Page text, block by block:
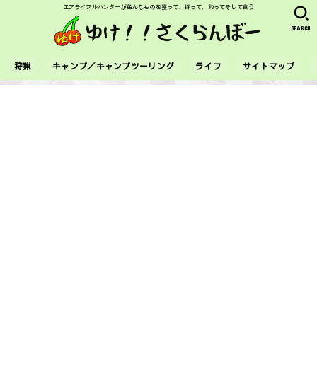
エアライフルハンターが色んなものを獲って、採って、釣ってそして食う
狩猟 キャンプ／キャンプツーリング ライフ サイトマップ
SEARCH